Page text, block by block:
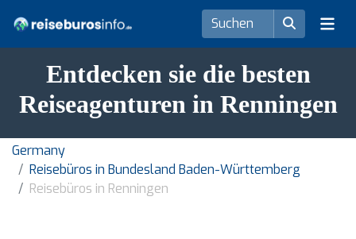
Entdecken sie die besten
Reiseagenturen in Renningen
Germany
Reisebüros in Bundesland Baden-Württemberg
Reisebüros in Renningen